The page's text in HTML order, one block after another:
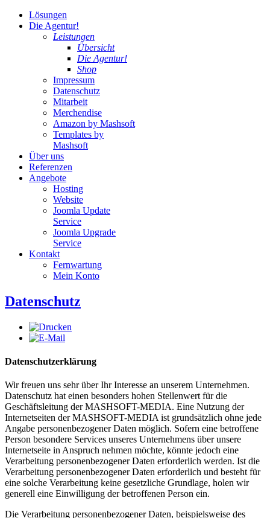
Lösungen
Die Agentur!
Leistungen
Übersicht
Die Agentur!
Shop
Impressum
Datenschutz
Mitarbeit
Merchendise
Amazon by Mashsoft
Templates by
Mashsoft
Über uns
Referenzen
Angebote
Hosting
Website
Joomla Update
Service
Joomla Upgrade
Service
Kontakt
Fernwartung
Mein Konto
Datenschutz
Datenschutzerklärung
Wir freuen uns sehr über Ihr Interesse an unserem Unternehmen.
Datenschutz hat einen besonders hohen Stellenwert für die
Geschäftsleitung der MASHSOFT-MEDIA. Eine Nutzung der
Internetseiten der MASHSOFT-MEDIA ist grundsätzlich ohne jede
Angabe personenbezogener Daten möglich. Sofern eine betroffene
Person besondere Services unseres Unternehmens über unsere
Internetseite in Anspruch nehmen möchte, könnte jedoch eine
Verarbeitung personenbezogener Daten erforderlich werden. Ist die
Verarbeitung personenbezogener Daten erforderlich und besteht für
eine solche Verarbeitung keine gesetzliche Grundlage, holen wir
generell eine Einwilligung der betroffenen Person ein.
Die Verarbeitung personenbezogener Daten, beispielsweise des